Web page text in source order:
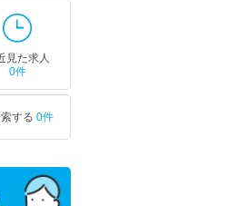
見た求人
0件
する 0件